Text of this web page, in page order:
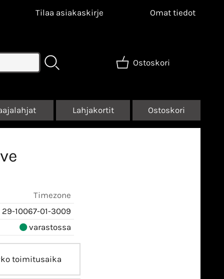
Tilaa asiakaskirje Omat tiedot
Ostoskori
Lahjakortit Ostoskori
Timezone
29-10067-01-3009
varastossa
toimitusaika